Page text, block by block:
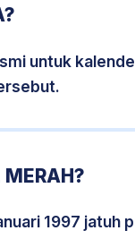
untuk
1997